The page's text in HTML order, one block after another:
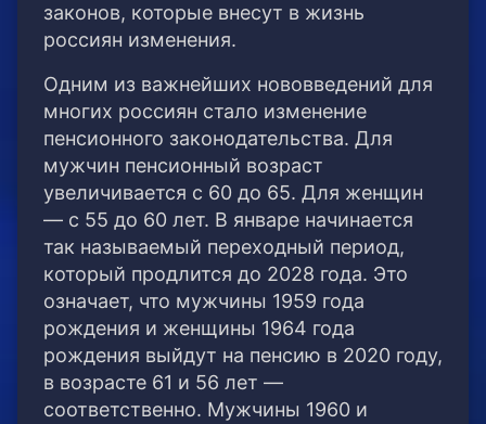
законов, которые внесут в жизнь
россиян изменения.
Одним из важнейших нововведений для
многих россиян стало изменение
пенсионного законодательства. Для
мужчин пенсионный возраст
увеличивается с 60 до 65. Для женщин
— с 55 до 60 лет. В январе начинается
так называемый переходный период,
который продлится до 2028 года. Это
означает, что мужчины 1959 года
рождения и женщины 1964 года
рождения выйдут на пенсию в 2020 году,
в возрасте 61 и 56 лет —
соответственно. Мужчины 1960 и